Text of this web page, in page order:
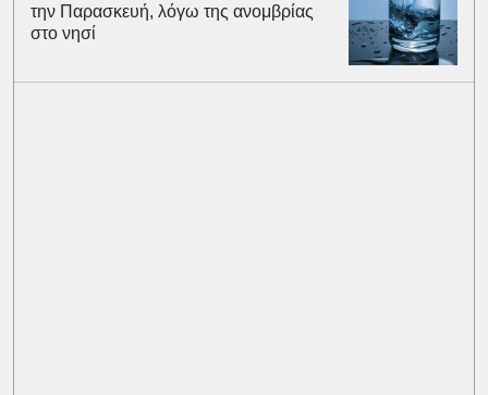
την Παρασκευή, λόγω της ανομβρίας
στο νησί